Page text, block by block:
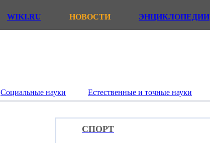
WIKI.RU НОВОСТИ ЭНЦИКЛОПЕДИИ
Социальные науки Естественные и точные науки
СПОРТ